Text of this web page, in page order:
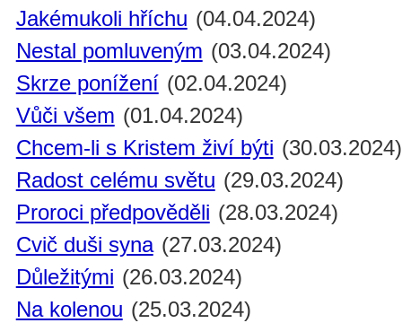
Jakémukoli hříchu (04.04.2024)
Nestal pomluveným (03.04.2024)
Skrze ponížení (02.04.2024)
Vůči všem (01.04.2024)
Chcem-li s Kristem živí býti (30.03.2024)
Radost celému světu (29.03.2024)
Proroci předpověděli (28.03.2024)
Cvič duši syna (27.03.2024)
Důležitými (26.03.2024)
Na kolenou (25.03.2024)